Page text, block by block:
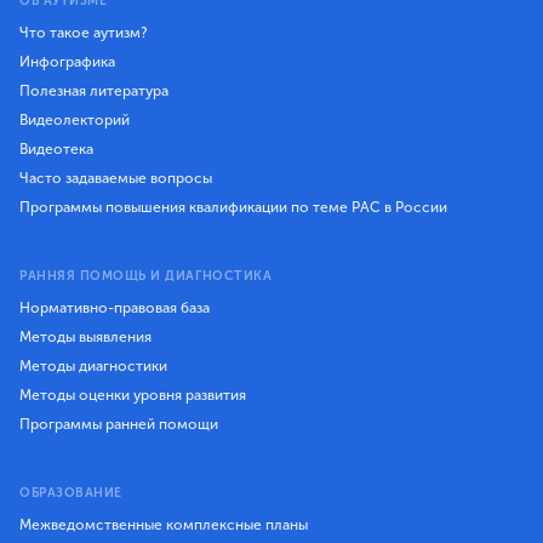
Что такое аутизм?
Инфографика
Полезная литература
Видеолекторий
Видеотека
Часто задаваемые вопросы
Программы повышения квалификации по теме РАС в России
РАННЯЯ ПОМОЩЬ И ДИАГНОСТИКА
Нормативно-правовая база
Методы выявления
Методы диагностики
Методы оценки уровня развития
Программы ранней помощи
ОБРАЗОВАНИЕ
Межведомственные комплексные планы